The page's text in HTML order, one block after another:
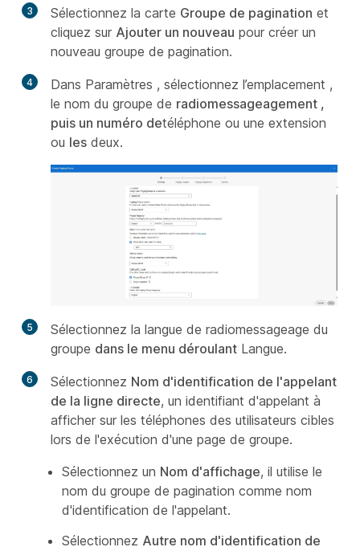
3 Sélectionnez la carte Groupe de pagination et
cliquez sur Ajouter un nouveau pour créer un
nouveau groupe de pagination.
4
Dans Paramètres , sélectionnez l’emplacement ,
le nom du groupe de radiomessageagement ,
puis un numéro detéléphone ou une extension
ou les deux.
5
Sélectionnez la langue de radiomessageage du
groupe dans le menu déroulant Langue.
6 Sélectionnez Nom d'identification de l'appelant
de la ligne directe, un identifiant d'appelant à
afficher sur les téléphones des utilisateurs cibles
lors de l'exécution d'une page de groupe.
Sélectionnez un Nom d'affichage, il utilise le
nom du groupe de pagination comme nom
d'identification de l'appelant.
Sélectionnez Autre nom d'identification de